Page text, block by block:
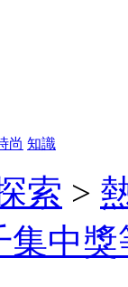
尚 知識
索 >
中